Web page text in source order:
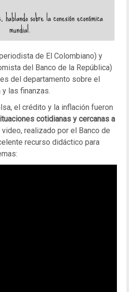
de El Colombiano) y
del Banco de la República)
del departamento sobre el
las finanzas.
el crédito y la inflación fueron
cotidianas y cercanas a
video, realizado por el Banco de
recurso didáctico para